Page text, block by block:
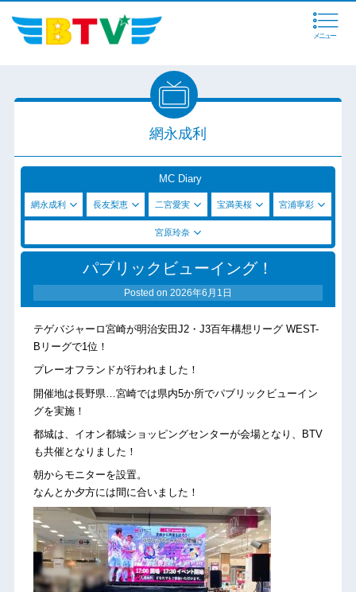
メニュー
網永成利
MC Diary
網永成利 長友梨恵 二宮愛実 宝満美桜 宮浦寧彩
宮原玲奈
パブリックビューイング！
Posted on 2026年6月1日
テゲバジャーロ宮崎が明治安田J2・J3百年構想リーグ WEST-
Bリーグで1位！
プレーオフランドが行われました！
開催地は長野県…宮崎では県内5か所でパブリックビューイン
グを実施！
都城は、イオン都城ショッピングセンターが会場となり、BTV
も共催となりました！
朝からモニターを設置。
なんとか夕方には間に合いました！